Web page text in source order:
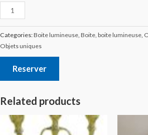
Categories:Boite lumineuse, Boite, boite lumineuse,
Objets uniques
Reserver
Related products